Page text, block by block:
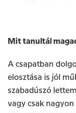
Mit tanultál
A csapatban
elosztása is jól
szabadúszó
vagy csak